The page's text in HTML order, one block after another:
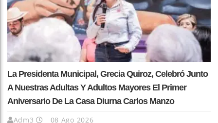
La Presidenta Municipal, Grecia Quiroz, Celebró Junto
A Nuestras Adultas Y Adultos Mayores El Primer
Aniversario De La Casa Diurna Carlos Manzo
Adm3 08 Ago 2026